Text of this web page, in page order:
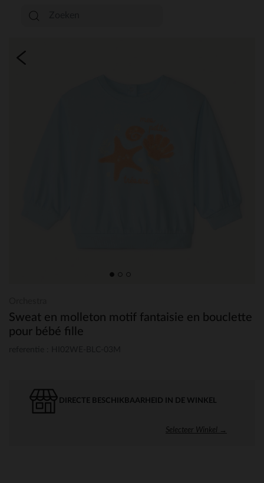
Sweat en molleton motif fantaisie en bouclette
pour bébé fille
DIRECTE BESCHIKBAARHEID IN DE WINKEL
Selecteer Winkel →